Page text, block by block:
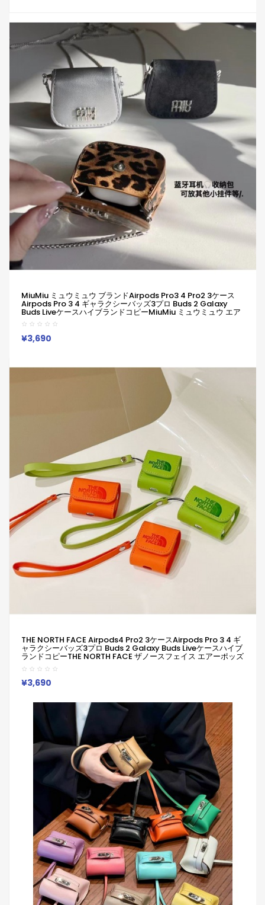
MiuMiu ミュウミュウ ブランドAirpods Pro3 4 Pro2 3ケース
Airpods Pro 3 4 ギャラクシーバッズ3プロ Buds 2 Galaxy
Buds LiveケースハイブランドコピーMiuMiu ミュウミュウ エア
ーポッズ 4 3 2 Pro2 3 Galaxy Buds 3 Pro 2 Galaxy Buds Live
ケースブランドレディースハイブランドMiuMiu ミュウミュウ エ
アーポッズpro2 3 4ケースジャケット
¥3,690
THE NORTH FACE Airpods4 Pro2 3ケースAirpods Pro 3 4 ギ
ャラクシーバッズ3プロ Buds 2 Galaxy Buds Liveケースハイブ
ランドコピーTHE NORTH FACE ザノースフェイス エアーポッズ
4 3 2 Pro2 3 Galaxy Buds 3 Pro 2 Galaxy Buds Liveケースブ
ランドレディースハイ ノースフェイス ネオンカラーエアポッド
ケース！
¥3,690